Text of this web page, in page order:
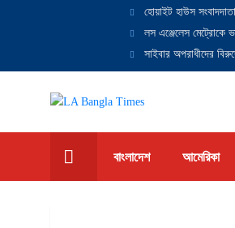
হোয়াইট হাউস
লস এঞ্জেলেস মেট্রোকে
সাইবার অপরাধীদের
বাংলাদেশ আমেরিকা